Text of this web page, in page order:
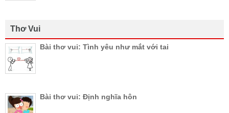
Thơ Vui
Bài thơ vui: Tình yêu như mắt với tai
Bài thơ vui: Định nghĩa hôn